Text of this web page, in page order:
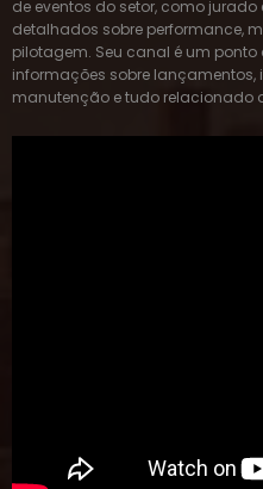
detalhados sobre performance,
pilotagem. Seu canal é um ponto
informações sobre lançamentos,
manutenção e tudo relacionado